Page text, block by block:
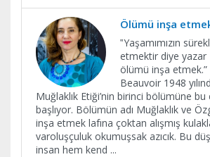
Ölümü inşa
‟Yaşamımızın
etmektir diye yazar
ölümü inşa
Beauvoir 1948
Muğlaklık Etiği’nin birinci bölümüne bu
başlıyor. Bölümün adı Muğlaklık ve
inşa etmek lafına çoktan alışmış
varoluşçuluk okumuşsak azıcık. Bu
insan hem kend ...